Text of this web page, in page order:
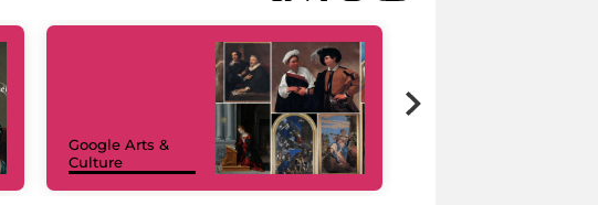
Google Arts &
Culture